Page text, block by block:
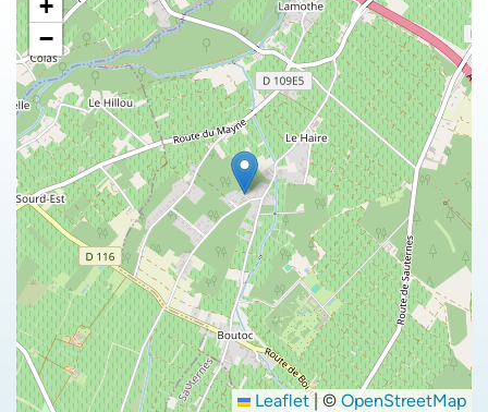
+
−
Leaflet |© OpenStreetMap